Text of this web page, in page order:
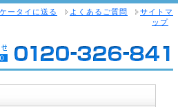
ケータイに送る よくあるご質問
サイトマ
ップ